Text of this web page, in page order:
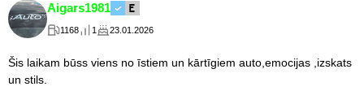
Aigars1981
1168 1 23.01.2026
Šis laikam būss viens no īstiem un kārtīgiem auto,emocijas ,izskats
un stils.